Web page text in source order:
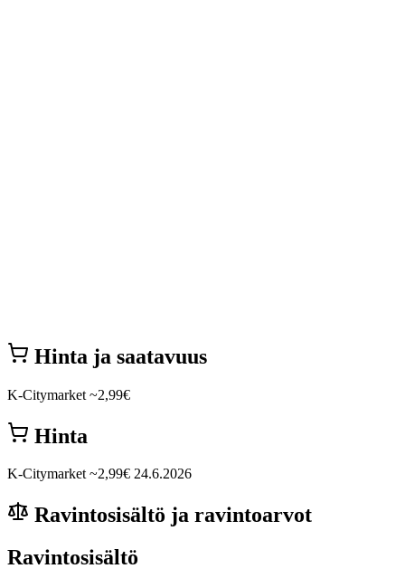
Hinta ja saatavuus
K-Citymarket ~2,99€
Hinta
K-Citymarket ~2,99€ 24.6.2026
Ravintosisältö ja ravintoarvot
Ravintosisältö